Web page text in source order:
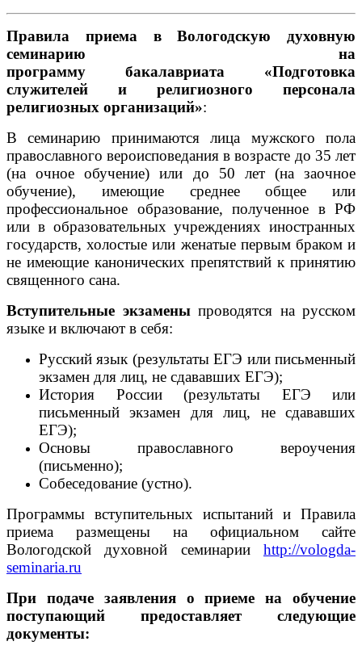
Правила приема
в Вологодскую духовную
семинарию
на
программу бакалавриата «Подготовка
служителей и религиозного персонала
религиозных организаций»:
В семинарию принимаются лица мужского пола
православного вероисповедания в возрасте до 35 лет
(на очное обучение) или до 50 лет (на заочное
обучение), имеющие среднее общее или
профессиональное образование, полученное в РФ
или в образовательных учреждениях иностранных
государств, холостые или женатые первым браком и
не имеющие канонических препятствий к принятию
священного сана.
Вступительные экзамены проводятся на русском
языке и включают в себя:
Русский язык (результаты ЕГЭ или письменный
экзамен для лиц, не сдававших ЕГЭ);
История России (результаты ЕГЭ или
письменный экзамен для лиц, не сдававших
ЕГЭ);
Основы православного вероучения
(письменно);
Собеседование (устно).
Программы вступительных испытаний и Правила
приема размещены на официальном сайте
Вологодской духовной семинарии http://vologda-
seminaria.ru
При подаче заявления о приеме на обучение
поступающий предоставляет следующие
документы: